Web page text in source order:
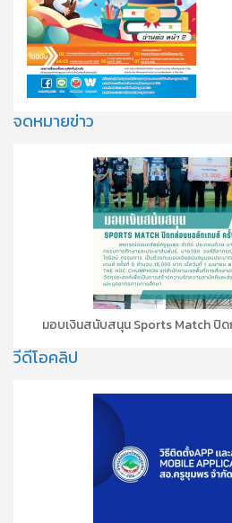
จดหมายข่าว
มอบเงินสนับสนุน Sports Match ปิ
วีดีโอคลิป